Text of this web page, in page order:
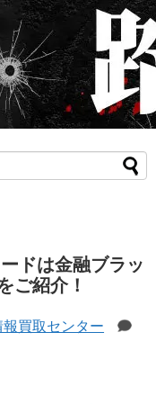
ドは金融ブラッ
ご紹介！
報買取センター